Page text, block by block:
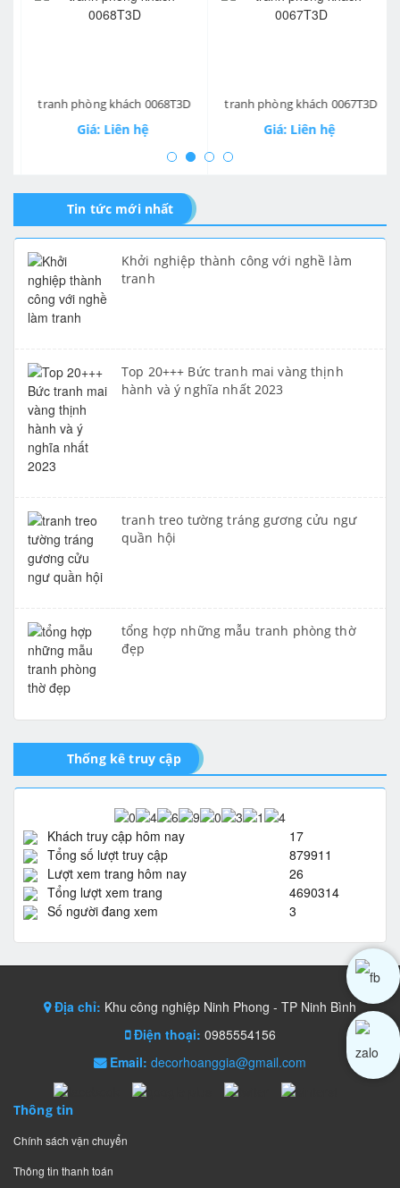
tranh phòng khách 0068T3D
Giá: Liên hệ
tranh phòng khách 0067T3D
Giá: Liên hệ
Tin tức mới nhất
Khởi nghiệp thành công với nghề làm
tranh
Top 20+++ Bức tranh mai vàng thịnh
hành và ý nghĩa nhất 2023
tranh treo tường tráng gương cửu ngư
quần hội
tổng hợp những mẫu tranh phòng thờ
đẹp
Thống kê truy cập
Khách truy cập hôm nay
17
Tổng số lượt truy cập
879911
Lượt xem trang hôm nay
26
Tổng lượt xem trang
4690314
Số người đang xem
3
Địa chỉ: Khu công nghiệp Ninh Phong - TP Ninh Bình
Điện thoại: 0985554156
Email: decorhoanggia@gmail.com
Thông tin
Chính sách vận chuyển
Thông tin thanh toán